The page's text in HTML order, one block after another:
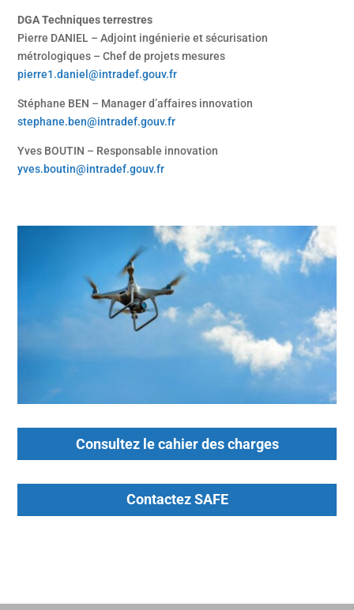
‍DGA Techniques terrestres
Pierre DANIEL – Adjoint ingénierie et sécurisation
métrologiques – Chef de projets mesures
pierre1.daniel@intradef.gouv.fr
Stéphane BEN – Manager d’affaires innovation
stephane.ben@intradef.gouv.fr
Yves BOUTIN – Responsable innovation
yves.boutin@intradef.gouv.fr
Consultez le cahier des charges
Contactez SAFE